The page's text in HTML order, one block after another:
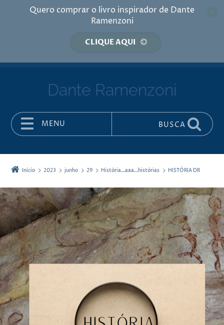
Quero comprar o livro inspirador de Dante
Ramenzoni
CLIQUE AQUI
Dante Ramenzoni
MENU BUSCA
Início 2023 junho 29 História…aaa…histórias HISTÓRIA DR